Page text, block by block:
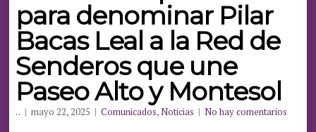
para denominar Pilar
Bacas Leal a la Red de
Senderos que une
Paseo Alto y Montesol
. . | mayo 22, 2025 | Comunicados,Noticias | No hay comentarios